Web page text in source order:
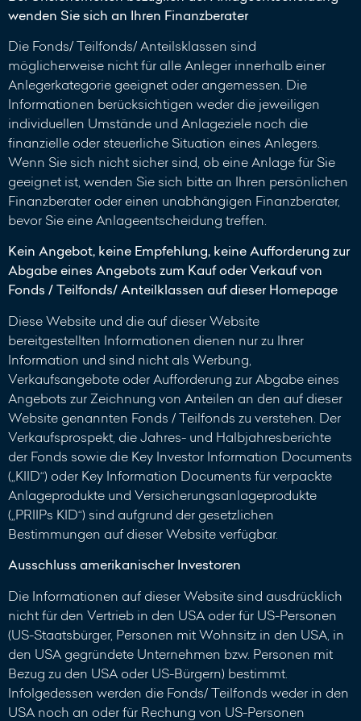
wenden Sie sich an Ihren Finanzberater
Die Fonds/ Teilfonds/ Anteilsklassen sind
möglicherweise nicht für alle Anleger innerhalb einer
Anlegerkategorie geeignet oder angemessen. Die
Informationen berücksichtigen weder die jeweiligen
individuellen Umstände und Anlageziele noch die
finanzielle oder steuerliche Situation eines Anlegers.
Wenn Sie sich nicht sicher sind, ob eine Anlage für Sie
geeignet ist, wenden Sie sich bitte an Ihren persönlichen
Finanzberater oder einen unabhängigen Finanzberater,
bevor Sie eine Anlageentscheidung treffen.
Kein Angebot, keine Empfehlung, keine Aufforderung zur
Abgabe eines Angebots zum Kauf oder Verkauf von
Fonds / Teilfonds/ Anteilklassen auf dieser Homepage
Diese Website und die auf dieser Website
bereitgestellten Informationen dienen nur zu Ihrer
Information und sind nicht als Werbung,
Verkaufsangebote oder Aufforderung zur Abgabe eines
Angebots zur Zeichnung von Anteilen an den auf dieser
Website genannten Fonds / Teilfonds zu verstehen. Der
Verkaufsprospekt, die Jahres- und Halbjahresberichte
der Fonds sowie die Key Investor Information Documents
(„KIID“) oder Key Information Documents für verpackte
Anlageprodukte und Versicherungsanlageprodukte
(„PRIIPs KID“) sind aufgrund der gesetzlichen
Bestimmungen auf dieser Website verfügbar.
Ausschluss amerikanischer Investoren
Die Informationen auf dieser Website sind ausdrücklich
nicht für den Vertrieb in den USA oder für US-Personen
(US-Staatsbürger, Personen mit Wohnsitz in den USA, in
den USA gegründete Unternehmen bzw. Personen mit
Bezug zu den USA oder US-Bürgern) bestimmt.
Infolgedessen werden die Fonds/ Teilfonds weder in den
USA noch an oder für Rechung von US-Personen